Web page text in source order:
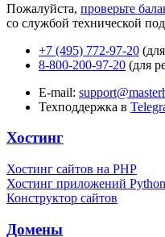
Пожалуйста, проверьте
со службой технической
+7 (495) 772-97-20
8-800-200-97-20 (для
E-mail:
Техподдержка в
Хостинг
Хостинг сайтов на PHP
Хостинг приложений
Конструктор сайтов
Домены